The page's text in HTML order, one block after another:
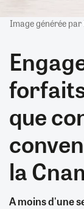
Image générée par
que
la
A moins d'une